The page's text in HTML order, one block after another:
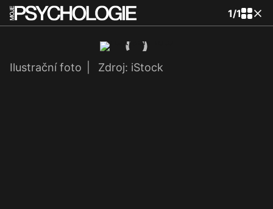
1/1
Ilustrační foto Zdroj: iStock